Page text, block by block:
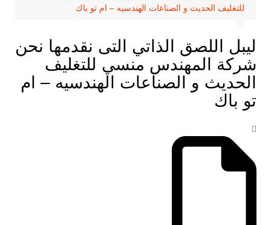
للتغليف الحديث و الصناعات الهندسيه – ام تو باك
ليبل اللصق الذاتي التى نقدمها نحن
شركة المهندس منسي للتغليف
الحديث و الصناعات الهندسيه – ام
تو باك